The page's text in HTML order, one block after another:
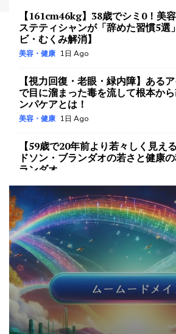
【161cm46kg】38歳でシミ0！美
ステティシャンが「辞めた習慣5選
ビ・むくみ解消】
美容・健康 1日 Ago
【視力回復・老眼・緑内障】ある
で目に溜まった毒を流して根本か
ンパケアとは！
美容・健康 1日 Ago
【59歳で20年前より若々しく見え
ドソン・ブランダオの若さと健康
ランダオ
美容・健康 2日 Ago
【腎臓が壊れるサイン５選】足の
工透析リスクが爆上がりするから
て！
美容・健康 3日 Ago
【奇跡の顔面毒だし】家にある〇
クロ・イボが取れる！さらに美白
紹介します！
美容・健康 3日 Ago